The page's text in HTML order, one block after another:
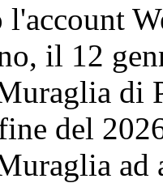
l'account
il 12
di
del